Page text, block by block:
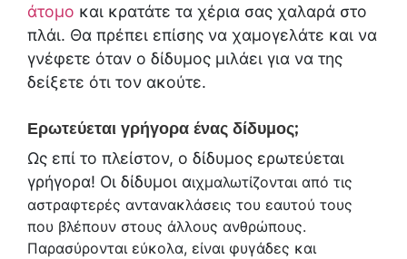
άτομο και κρατάτε τα χέρια σας χαλαρά στο
πλάι. Θα πρέπει επίσης να χαμογελάτε και να
γνέφετε όταν ο δίδυμος μιλάει για να της
δείξετε ότι τον ακούτε.
Ερωτεύεται γρήγορα ένας δίδυμος;
Ως επί το πλείστον, ο δίδυμος ερωτεύεται
γρήγορα! Οι δίδυμοι αιχμαλωτίζονται από τις
αστραφτερές αντανακλάσεις του εαυτού τους
που βλέπουν στους άλλους ανθρώπους.
Παρασύρονται εύκολα, είναι φυγάδες και